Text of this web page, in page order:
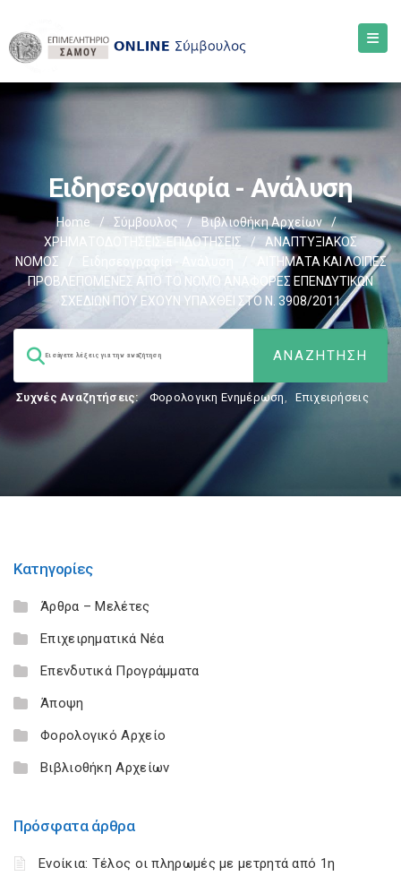
Ειδησεογραφία - Ανάλυση
Home / Σύμβουλος / Βιβλιοθήκη Αρχείων
/
ΧΡΗΜΑΤΟΔΟΤΗΣΕΙΣ-ΕΠΙΔΟΤΗΣΕΙΣ
/
ΑΝΑΠΤΥΞΙΑΚΟΣ
ΝΟΜΟΣ
Ειδησεογραφία - Ανάλυση
AΙΤΗΜΑΤΑ ΚΑΙ ΛΟΙΠΕΣ
ΠΡΟΒΛΕΠΟΜΕΝΕΣ ΑΠΟ ΤΟ ΝΟΜΟ ΑΝΑΦΟΡΕΣ ΕΠΕΝΔΥΤΙΚΩΝ
ΣΧΕΔΙΩΝ ΠΟΥ ΕΧΟΥΝ ΥΠΑΧΘΕΙ ΣΤΟ Ν. 3908/2011
Συχνές Αναζητήσεις: Φορολογικη Ενημέρωση, Επιχειρήσεις
Κατηγορίες
Άρθρα – Μελέτες
Επιχειρηματικά Νέα
Επενδυτικά Προγράμματα
Άποψη
Φορολογικό Αρχείο
Βιβλιοθήκη Αρχείων
Πρόσφατα άρθρα
Ενοίκια: Τέλος οι πληρωμές με μετρητά από 1η